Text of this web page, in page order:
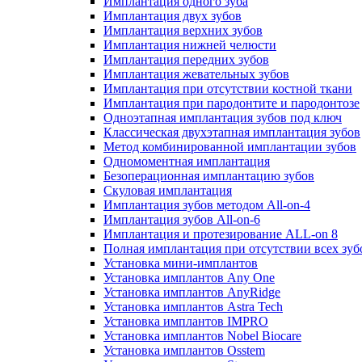
Имплантация двух зубов
Имплантация верхних зубов
Имплантация нижней челюсти
Имплантация передних зубов
Имплантация жевательных зубов
Имплантация при отсутствии костной ткани
Имплантация при пародонтите и пародонтозе
Одноэтапная имплантация зубов под ключ
Классическая двухэтапная имплантация зубов
Метод комбинированной имплантации зубов
Одномоментная имплантация
Безоперационная имплантацию зубов
Скуловая имплантация
Имплантация зубов методом All-on-4
Имплантация зубов All-on-6
Имплантация и протезирование ALL-on 8
Полная имплантация при отсутствии всех
Установка мини-имплантов
Установка имплантов Any One
Установка имплантов AnyRidge
Установка имплантов Astra Tech
Установка имплантов IMPRO
Установка имплантов Nobel Biocare
Установка имплантов Osstem